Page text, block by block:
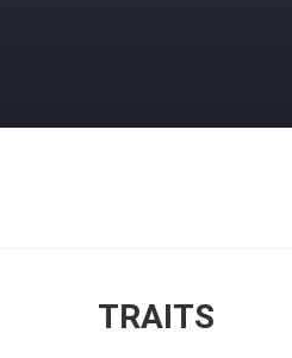
TRAITS